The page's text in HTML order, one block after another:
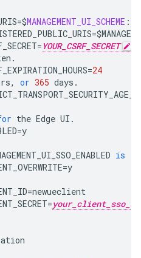
=$MANAGEMENT_UI_SCHEME :
=$
= YOUR_CSRF_SECRET
.
=24
, or 365 days .
the Edge UI .
=y
is
=y
=newueclient
=